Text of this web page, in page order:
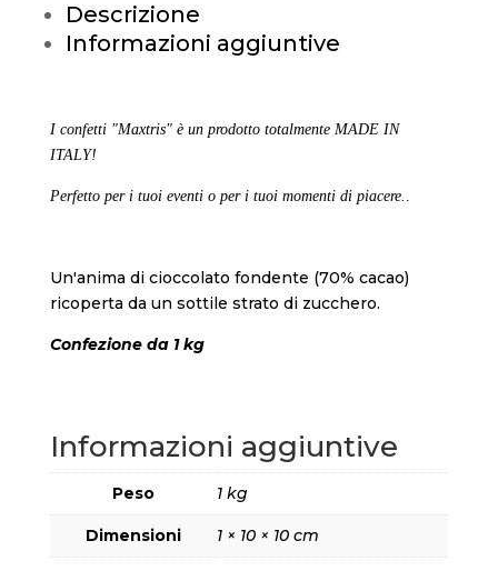
Descrizione
Informazioni aggiuntive
I confetti "Maxtris" è un prodotto totalmente MADE IN
ITALY!
Perfetto per i tuoi eventi o per i tuoi momenti di piacere. .
Un'anima di cioccolato fondente (70% cacao)
ricoperta da un sottile strato di zucchero.
Confezione da 1 kg
Informazioni aggiuntive
Peso 1 kg
Dimensioni 1 × 10 × 10 cm